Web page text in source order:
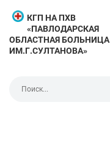
КГП НА ПХВ
«ПАВЛОДАРСКАЯ
ОБЛАСТНАЯ БОЛЬНИЦА
ИМ.Г.СУЛТАНОВА»